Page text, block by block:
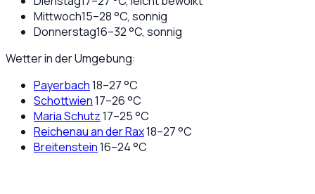
Mittwoch15–28°C, sonnig
Donnerstag16–32°C, sonnig
Wetter in der Umgebung:
Payerbach18–27°C
Schottwien17–26°C
Maria Schutz17–25°C
Reichenau an der Rax18–27°C
Breitenstein16–24°C